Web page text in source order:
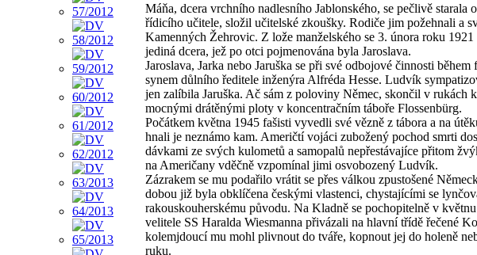
Máňa, dcera vrchního nadlesního Jablonského, se pečlivě starala
řídicího učitele, složil učitelské zkoušky. Rodiče jim požehnali a
Kamenných Žehrovic. Z lože manželského se 3. února roku
jediná dcera, jež po otci pojmenována byla Jaroslava.
Jaroslava, Jarka nebo Jaruška se při své odbojové činnosti
synem důlního ředitele inženýra Alfréda Hesse. Ludvík
jen zalíbila Jaruška. Ač sám z poloviny Němec, skončil v rukách
mocnými drátěnými ploty v koncentračním táboře Flossenbürg.
Počátkem května 1945 fašisti vyvedli své vězně z tábora a na
hnali je neznámo kam. Američtí vojáci zubožený pochod smrti
dávkami ze svých kulometů a samopalů nepřestávajíce přitom
na Američany vděčně vzpomínal jimi osvobozený Ludvík.
Zázrakem se mu podařilo vrátit se přes válkou zpustošené
dobou již byla obklíčena českými vlastenci, chystajícími se
rakouskouherskému původu. Na Kladně se pochopitelně v
velitele SS Haralda Wiesmanna přivázali na hlavní třídě řečené
kolemjdoucí mu mohl plivnout do tváře, kopnout jej do holeně
ruku.